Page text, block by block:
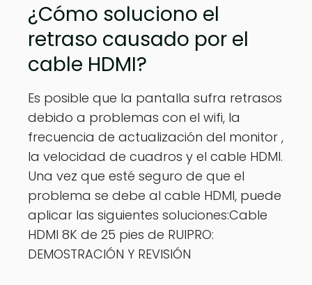
¿Cómo soluciono el
retraso causado por el
cable HDMI?
Es posible que la pantalla sufra retrasos
debido a problemas con el wifi, la
frecuencia de actualización del monitor ,
la velocidad de cuadros y el cable HDMI.
Una vez que esté seguro de que el
problema se debe al cable HDMI, puede
aplicar las siguientes soluciones:Cable
HDMI 8K de 25 pies de RUIPRO:
DEMOSTRACIÓN Y REVISIÓN